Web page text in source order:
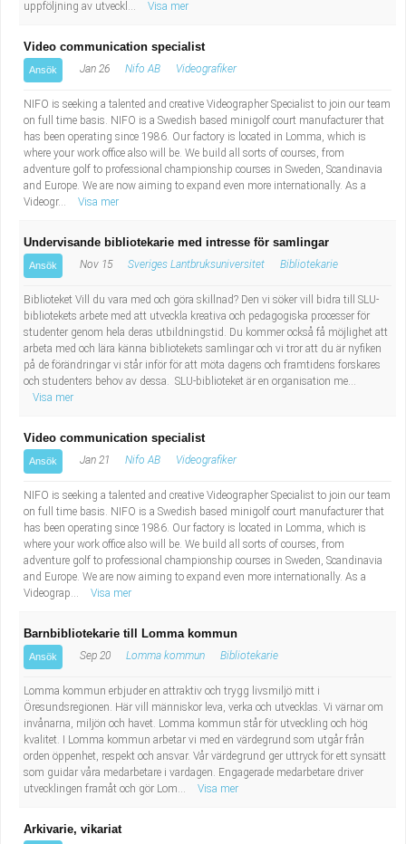
uppföljning av utveckl... Visa mer
Video communication specialist
Ansök Jan 26 Nifo AB Videografiker
NIFO is seeking a talented and creative Videographer Specialist to join our team
on full time basis. NIFO is a Swedish based minigolf court manufacturer that
has been operating since 1986. Our factory is located in Lomma, which is
where your work office also will be. We build all sorts of courses, from
adventure golf to professional championship courses in Sweden, Scandinavia
and Europe. We are now aiming to expand even more internationally. As a
Videogr...
Visa mer
Undervisande bibliotekarie med intresse för samlingar
Ansök Nov 15 Sveriges Lantbruksuniversitet Bibliotekarie
Biblioteket Vill du vara med och göra skillnad? Den vi söker vill bidra till SLU-
bibliotekets arbete med att utveckla kreativa och pedagogiska processer för
studenter genom hela deras utbildningstid. Du kommer också få möjlighet att
arbeta med och lära känna bibliotekets samlingar och vi tror att du är nyfiken
på de förändringar vi står inför för att möta dagens och framtidens forskares
och studenters behov av dessa. SLU-biblioteket är en organisation me...
Visa mer
Video communication specialist
Ansök Jan 21 Nifo AB Videografiker
NIFO is seeking a talented and creative Videographer Specialist to join our team
on full time basis. NIFO is a Swedish based minigolf court manufacturer that
has been operating since 1986. Our factory is located in Lomma, which is
where your work office also will be. We build all sorts of courses, from
adventure golf to professional championship courses in Sweden, Scandinavia
and Europe. We are now aiming to expand even more internationally. As a
Videograp...
Visa mer
Barnbibliotekarie till Lomma kommun
Ansök Sep 20 Lomma kommun Bibliotekarie
Lomma kommun erbjuder en attraktiv och trygg livsmiljö mitt i
Öresundsregionen. Här vill människor leva, verka och utvecklas. Vi värnar om
invånarna, miljön och havet. Lomma kommun står för utveckling och hög
kvalitet. I Lomma kommun arbetar vi med en värdegrund som utgår från
orden öppenhet, respekt och ansvar. Vår värdegrund ger uttryck för ett synsätt
som guidar våra medarbetare i vardagen. Engagerade medarbetare driver
utvecklingen framåt och gör Lom...
Visa mer
Arkivarie, vikariat